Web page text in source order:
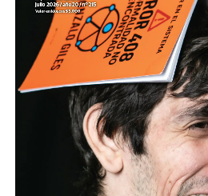
Descargar el programa
La reproducción de este
que mandar un mail a
emitir todos los programas de